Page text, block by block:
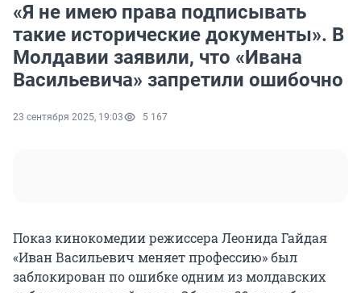
«Я не имею права подписывать
такие исторические документы». В
Молдавии заявили, что «Ивана
Васильевича» запретили ошибочно
23 сентября 2025, 19:03 5 167
Показ кинокомедии режиссера Леонида Гайдая
«Иван Васильевич меняет профессию» был
заблокирован по ошибке одним из молдавских